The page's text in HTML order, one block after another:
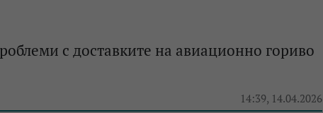
с доставките на авиационно гориво
14:39, 14.04.2026